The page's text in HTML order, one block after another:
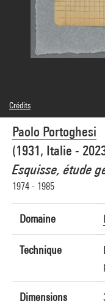
Paolo Portoghesi
(1931, Italie -
Esquisse, étude
1974 - 1985
Domaine
Technique
Dimensions
Crédits
© Paolo Portoghesi
Crédit photographique :
GrandPalaisRmn
Réf. image : 4N23109
Diffusion image :